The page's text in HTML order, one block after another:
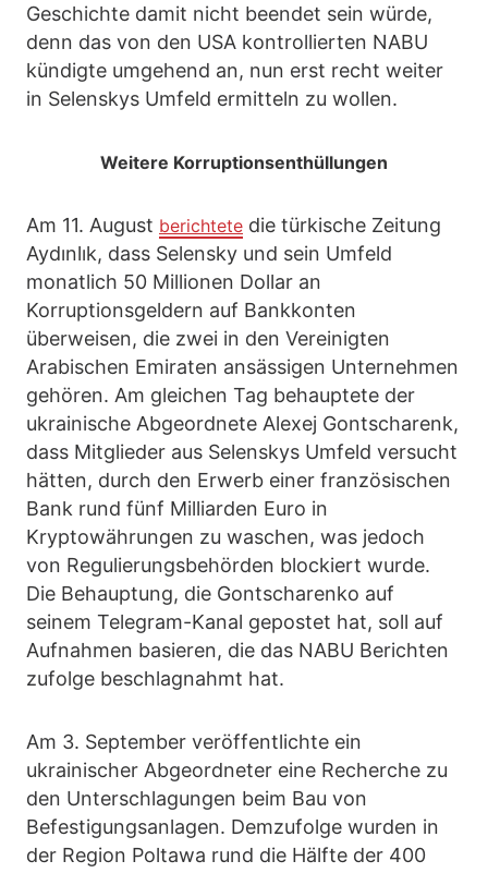
Geschichte damit nicht beendet sein würde,
denn das von den USA kontrollierten NABU
kündigte umgehend an, nun erst recht weiter
in Selenskys Umfeld ermitteln zu wollen.
Weitere Korruptionsenthüllungen
Am 11. August berichtete die türkische Zeitung
Aydınlık, dass Selensky und sein Umfeld
monatlich 50 Millionen Dollar an
Korruptionsgeldern auf Bankkonten
überweisen, die zwei in den Vereinigten
Arabischen Emiraten ansässigen Unternehmen
gehören. Am gleichen Tag behauptete der
ukrainische Abgeordnete Alexej Gontscharenk,
dass Mitglieder aus Selenskys Umfeld versucht
hätten, durch den Erwerb einer französischen
Bank rund fünf Milliarden Euro in
Kryptowährungen zu waschen, was jedoch
von Regulierungsbehörden blockiert wurde.
Die Behauptung, die Gontscharenko auf
seinem Telegram-Kanal gepostet hat, soll auf
Aufnahmen basieren, die das NABU Berichten
zufolge beschlagnahmt hat.
Am 3. September veröffentlichte ein
ukrainischer Abgeordneter eine Recherche zu
den Unterschlagungen beim Bau von
Befestigungsanlagen. Demzufolge wurden in
der Region Poltawa rund die Hälfte der 400